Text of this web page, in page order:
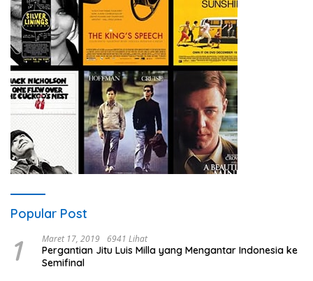
Popular Post
1 Maret 17, 2019 6941 Lihat
Pergantian Jitu Luis Milla yang Mengantar Indonesia ke
Semifinal